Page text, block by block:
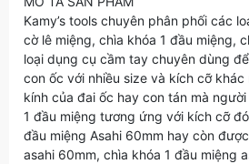
Kamy’s tools chuyên phân phối các
cờ lê miệng, chìa khóa 1 đầu miệng,
loại dụng cụ cầm tay chuyên dùng
con ốc với nhiều size và kích cỡ
kính của đai ốc hay con tán mà
1 đầu miệng tương ứng với kích cỡ
đầu miệng Asahi 60mm hay còn
asahi 60mm, chìa khóa 1 đầu miệng